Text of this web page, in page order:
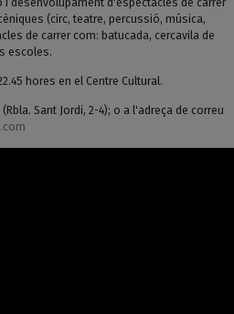
i desenvolupament d'espectacles de carrer
(circ, teatre, percussió, música,
de carrer com: batucada, cercavila de
escoles.
hores en el Centre Cultural.
Sant Jordi, 2-4); o a l'adreça de correu